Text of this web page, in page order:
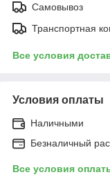
Самовывоз
Транспортная
Все условия
Условия оплаты
Наличными
Безналичный
Все условия